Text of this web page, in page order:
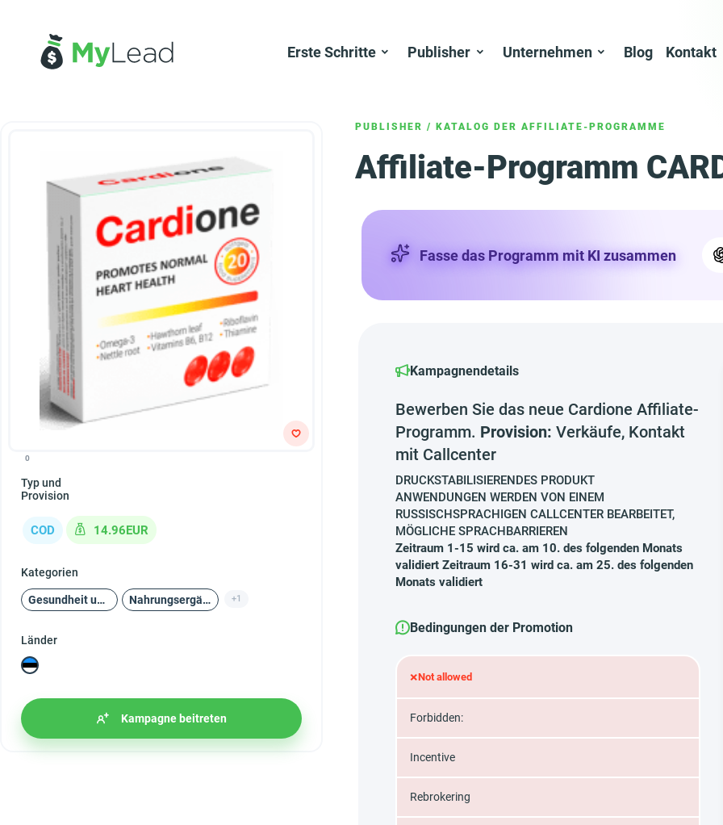
Erste Schritte Publisher Unternehmen Blog Kontakt
PUBLISHER / KATALOG DER AFFILIATE-PROGRAMME
Affiliate-Programm
0
Typ und
Provision
COD 14.96EUR
Kategorien
Gesundheit und Schönheit Nahrungsergänzungsmittel +1
Länder
Kampagne beitreten
Fasse das Programm mit KI zusammen
Kampagnendetails
Bewerben Sie das neue Cardione Affiliate-
Programm. Provision: Verkäufe, Kontakt
mit Callcenter
DRUCKSTABILISIERENDES PRODUKT
ANWENDUNGEN WERDEN VON EINEM
RUSSISCHSPRACHIGEN CALLCENTER BEARBEITET,
MÖGLICHE SPRACHBARRIEREN
Zeitraum 1-15 wird ca. am 10. des folgenden Monats
validiert Zeitraum 16-31 wird ca. am 25. des folgenden
Monats validiert
Bedingungen der Promotion
×Not allowed
Forbidden:
Incentive
Rebrokering